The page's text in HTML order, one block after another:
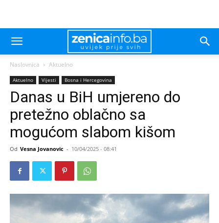
Naslovnica Aktuelno
Aktuelno Vijesti Bosna i Hercegovina
Danas u BiH umjereno do
pretežno oblačno sa
mogućom slabom kišom
Od Vesna Jovanovic - 10/04/2025 - 08:41